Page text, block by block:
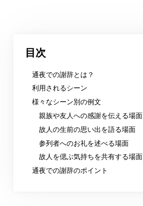
目次
通夜での謝辞とは？
利用されるシーン
様々なシーン別の例文
親族や友人への感謝を伝える場面
故人の生前の思い出を語る場面
参列者へのお礼を述べる場面
故人を偲ぶ気持ちを共有する場面
通夜での謝辞のポイント